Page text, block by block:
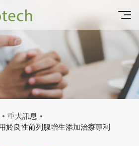
重大訊息
於良性前列腺增生添加治療專利